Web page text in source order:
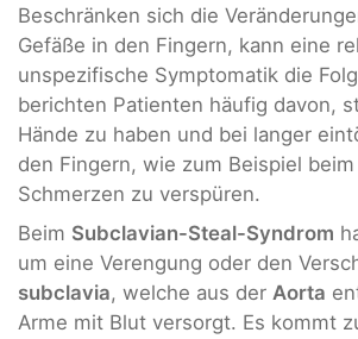
Beschränken sich die
Gefäße in den Fingern, kann eine
unspezifische Symptomatik die
berichten Patienten häufig davon,
Hände zu haben und bei langer
den Fingern, wie zum Beispiel
Schmerzen zu verspüren.
Beim Subclavian-Steal-Syndrom
um eine Verengung oder den
subclavia, welche aus der Aorta
Arme mit Blut versorgt. Es kommt